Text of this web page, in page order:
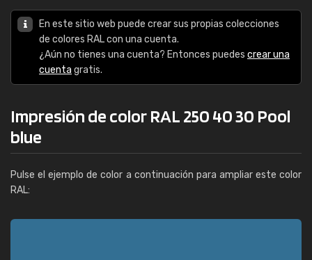
En este sitio web puede crear sus propias colecciones
de colores RAL con una cuenta.
¿Aún no tienes una cuenta? Entonces puedes crear una
cuenta gratis.
Impresión de color RAL 250 40 30 Pool
blue
Pulse el ejemplo de color a continuación para ampliar este color
RAL: